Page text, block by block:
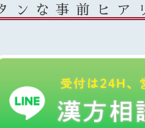
ンな事前ヒア